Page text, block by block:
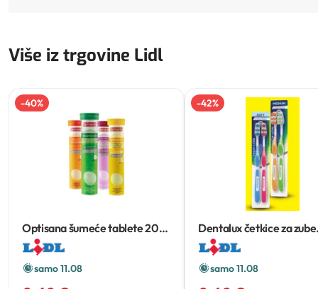
Više iz trgovine Lidl
-40%
Optisana šumeće tablete20
komada
samo 11.08
-42%
Dentalux četkice za zube
classic 2 kom
samo 11.08